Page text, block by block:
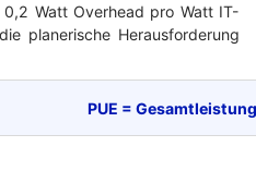
Watt Overhead pro Watt IT-
planerische Herausforderung
PUE =